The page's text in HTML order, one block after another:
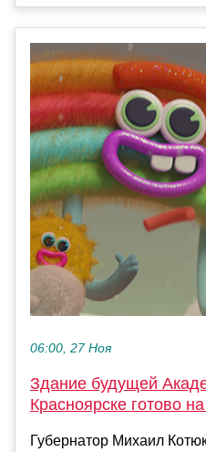
06:00, 27 Ноя
Здание будущей
Красноярске готово
Губернатор Михаил